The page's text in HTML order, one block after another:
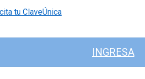
tu ClaveÚnica
INGRESA